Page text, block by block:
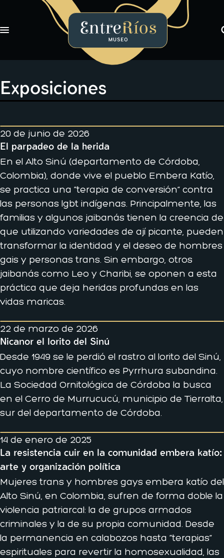
Toggle navigation
EntreRíos Museo
Libros
Novedades
Exposiciones
20 de junio de 2026
El parpadeo de la herida
En el Alto Sinú (departamento de Córdoba,
Colombia), donde vive el pueblo Embera Katío,
se practica una “terapia de conversión” contra
las personas lgbt indígenas. Principalmente, las
familias y algunos jaibanás tienen la creencia de
que utilizando variedades de ají picante, pueden
transformar la identidad y el deseo de hombres
gais y personas trans. Sin embargo, otros
jaibanás como Leo y Charibi, se oponen a esta
práctica que deja heridas profundas en las
vidas maricas.
22 de marzo de 2026
Nicanor el lorito del Sinú
Desde 1949 se le perdió el rastro al lorito del Sinú,
cuyo nombre científico es Pyrrhura subandina.
La Sociedad Ornitológica de Córdoba la busca
en el Cerro de Murrucucú, municipio de Tierralta,
sur del departamento de Córdoba.
14 de enero de 2025
La resistencia cuir en la comunidad embera katío:
arte y organización política
Mujeres trans y hombres gays embera katío del
Alto Sinú, en Colombia, sufren de forma doble la
violencia patriarcal: la de grupos armados
criminales y la de su propia comunidad. Desde
la permanencia en calabozos hasta “terapias”
espirituales para revertir la homosexualidad, las